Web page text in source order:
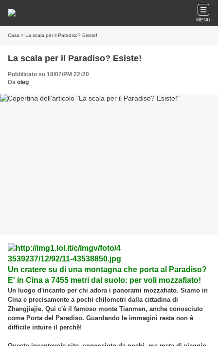
MENU
Casa » La scala per il Paradiso? Esiste!
La scala per il Paradiso? Esiste!
Pubblicato su 18/07/PM 22:20
Da oleg
Un cratere su di una montagna che porta al Paradiso?
E' in Cina a 7455 metri dal suolo: per voli mozzafiato!
Un luogo d'incanto per chi adora i panorami mozzafiato. Siamo in
Cina e precisamente a pochi chilometri dalla cittadina di
Zhangjiajie. Qui c'è il famoso monte Tianmen, anche conosciuto
come Porta del Paradiso. Guardando le immagini resta non è
difficile intuire il perchè!